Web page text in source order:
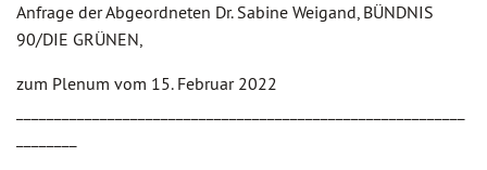
Anfrage der Abgeordneten Dr. Sabine Weigand, BÜNDNIS
90/DIE GRÜNEN,
zum Plenum vom 15. Februar 2022